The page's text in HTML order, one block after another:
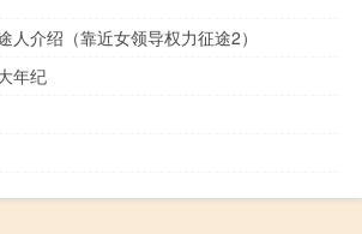
人介绍（靠近女领导权力征途2）
年纪